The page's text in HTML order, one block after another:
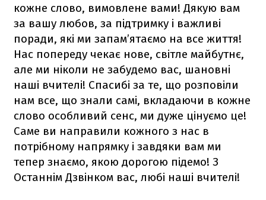
кожне слово, вимовлене вами! Дякую вам
за вашу любов, за підтримку і важливі
поради, які ми запам’ятаємо на все життя!
Нас попереду чекає нове, світле майбутнє,
але ми ніколи не забудемо вас, шановні
наші вчителі! Спасибі за те, що розповіли
нам все, що знали самі, вкладаючи в кожне
слово особливий сенс, ми дуже цінуємо це!
Саме ви направили кожного з нас в
потрібному напрямку і завдяки вам ми
тепер знаємо, якою дорогою підемо! З
Останнім Дзвінком вас, любі наші вчителі!